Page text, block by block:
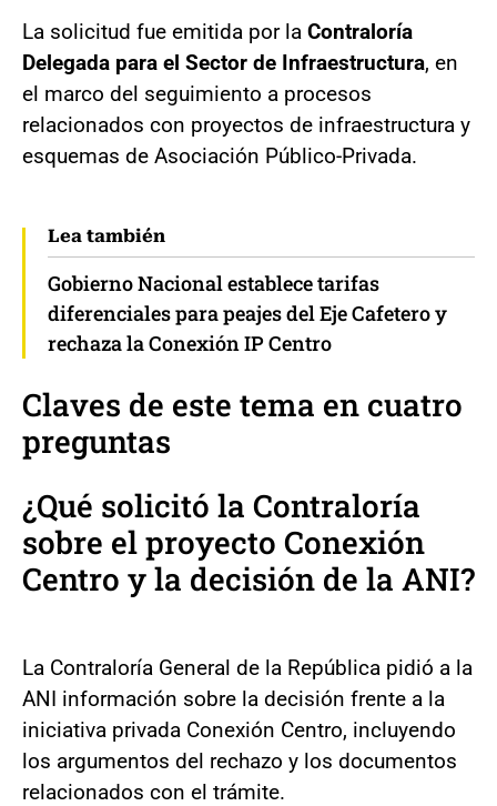
La solicitud fue emitida por la Contraloría
Delegada para el Sector de Infraestructura, en
el marco del seguimiento a procesos
relacionados con proyectos de infraestructura y
esquemas de Asociación Público-Privada.
Lea también
Gobierno Nacional establece tarifas
diferenciales para peajes del Eje Cafetero y
rechaza la Conexión IP Centro
Claves de este tema en cuatro
preguntas
¿Qué solicitó la Contraloría
sobre el proyecto Conexión
Centro y la decisión de la ANI?
La Contraloría General de la República pidió a la
ANI información sobre la decisión frente a la
iniciativa privada Conexión Centro, incluyendo
los argumentos del rechazo y los documentos
relacionados con el trámite.